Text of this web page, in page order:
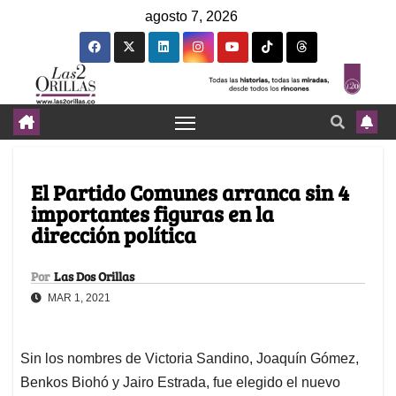
agosto 7, 2026
El Partido Comunes arranca sin 4
importantes figuras en la
dirección política
Por Las Dos Orillas
MAR 1, 2021
Sin los nombres de Victoria Sandino, Joaquín Gómez,
Benkos Biohó y Jairo Estrada, fue elegido el nuevo